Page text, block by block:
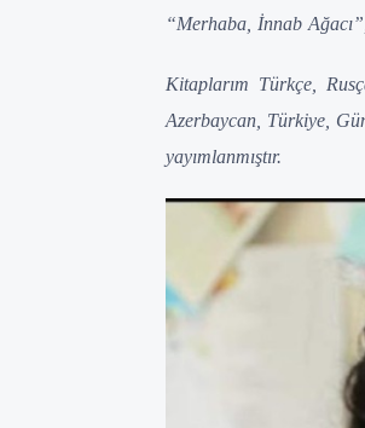
“Merhaba, İnnab
Kitaplarım Türkçe,
Azerbaycan, Türkiye,
yayımlanmıştır.